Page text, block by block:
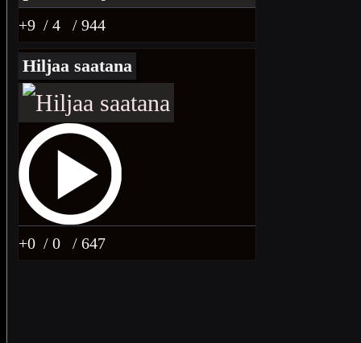
+9 / 4 / 944
Hiljaa saatana
+0 / 0 / 647